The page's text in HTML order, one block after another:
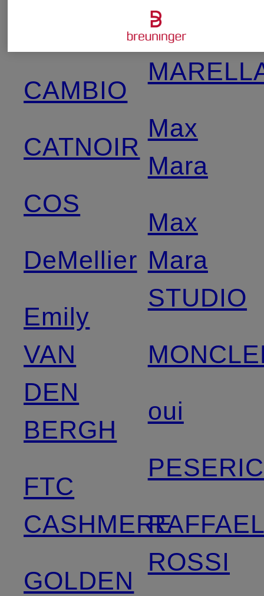
CAMBIO
CATNOIR
COS
DeMellier
Emily
VAN
DEN
BERGH
FTC
CASHMERE
GOLDEN
O'Polo
Max
Mara
Max
Mara
STUDIO
oui
ROSSI